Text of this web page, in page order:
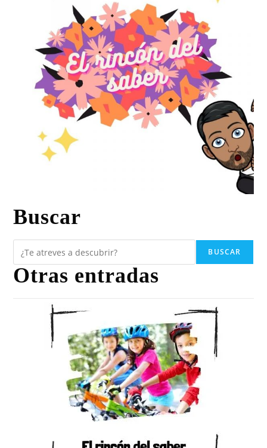
Buscar
BUSCAR
Otras entradas